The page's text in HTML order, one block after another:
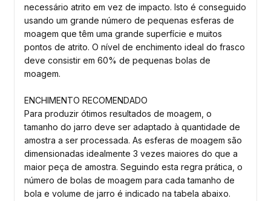
necessário atrito em vez de impacto. Isto é conseguido
usando um grande número de pequenas esferas de
moagem que têm uma grande superfície e muitos
pontos de atrito. O nível de enchimento ideal do frasco
deve consistir em 60% de pequenas bolas de
moagem.
ENCHIMENTO RECOMENDADO
Para produzir ótimos resultados de moagem, o
tamanho do jarro deve ser adaptado à quantidade de
amostra a ser processada. As esferas de moagem são
dimensionadas idealmente 3 vezes maiores do que a
maior peça de amostra. Seguindo esta regra prática, o
número de bolas de moagem para cada tamanho de
bola e volume de jarro é indicado na tabela abaixo.